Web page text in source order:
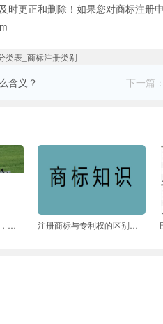
时更正和删除！如果您对商标注册
含义？ 下一篇：
宇树科技上市关键阶段，被起诉侵害发明专利权 注册商标与专利权的区别有哪些